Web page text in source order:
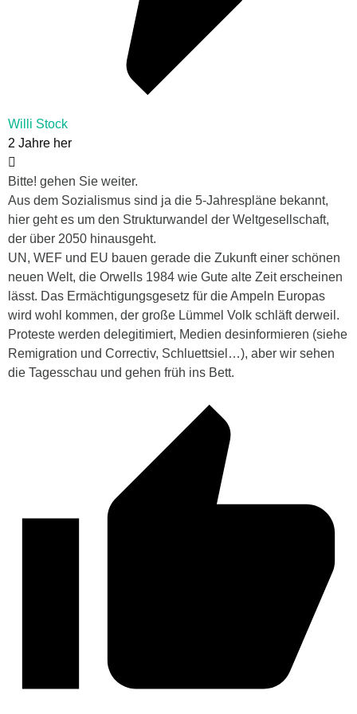
Willi Stock
2 Jahre her
Bitte! gehen Sie weiter.
Aus dem Sozialismus sind ja die 5-Jahrespläne bekannt,
hier geht es um den Strukturwandel der Weltgesellschaft,
der über 2050 hinausgeht.
UN, WEF und EU bauen gerade die Zukunft einer schönen
neuen Welt, die Orwells 1984 wie Gute alte Zeit erscheinen
lässt. Das Ermächtigungsgesetz für die Ampeln Europas
wird wohl kommen, der große Lümmel Volk schläft derweil.
Proteste werden delegitimiert, Medien desinformieren (siehe
Remigration und Correctiv, Schluettsiel…), aber wir sehen
die Tagesschau und gehen früh ins Bett.